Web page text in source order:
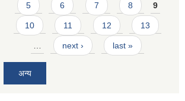
5 6 7 8 9
10 11 12 13
… next › last »
अन्य